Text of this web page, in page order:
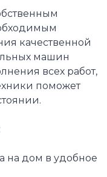
качественной
машин
всех работ,
поможет
на дом в удобное